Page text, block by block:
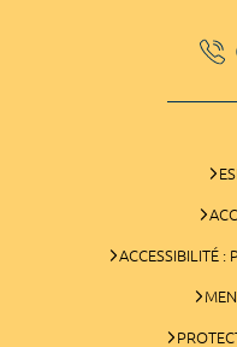
ACCESSIBILITÉ :